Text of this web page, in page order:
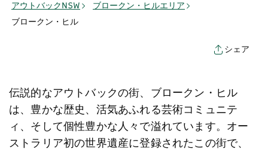
アウトバックNSW
ブロークン・ヒルエリア
ブロークン・ヒル
シェア
伝説的なアウトバックの街、ブロークン・ヒル
は、豊かな歴史、活気あふれる芸術コミュニテ
ィ、そして個性豊かな人々で溢れています。オー
ストラリア初の世界遺産に登録されたこの街で、